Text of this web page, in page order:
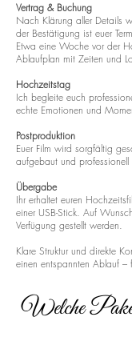
Vertrag & Buchung
Nach Klärung aller Details
der Bestätigung ist euer
Etwa eine Woche vor der
Ablaufplan mit Zeiten und
Hochzeitstag
Ich begleite euch
echte Emotionen und
Postproduktion
Euer Film wird sorgfältig
aufgebaut und
Übergabe
Ihr erhaltet euren
einer USB-Stick. Auf
Verfügung gestellt werden.
Klare Struktur und direkte
einen entspannten Ablauf –
Welche